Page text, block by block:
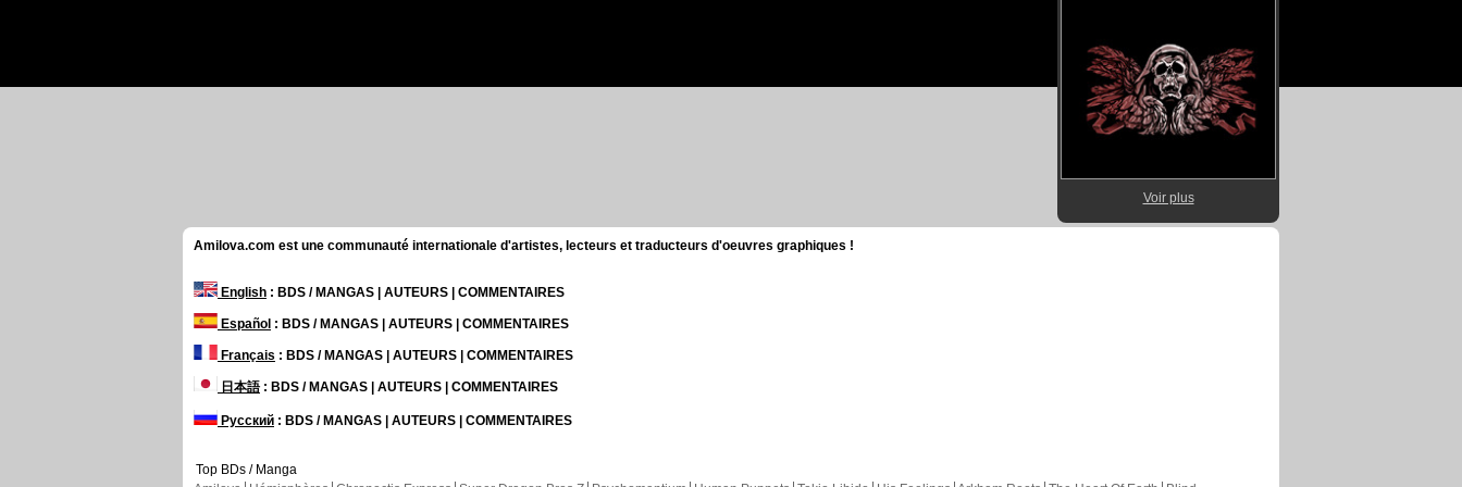
Voir plus
Amilova.com est une communauté internationale d'artistes, lecteurs et traducteurs d'oeuvres graphiques !
English : BDS / MANGAS | AUTEURS | COMMENTAIRES
Español : BDS / MANGAS | AUTEURS | COMMENTAIRES
Français : BDS / MANGAS | AUTEURS | COMMENTAIRES
日本語: BDS / MANGAS | AUTEURS | COMMENTAIRES
Русский : BDS / MANGAS | AUTEURS | COMMENTAIRES
Top BDs / Manga